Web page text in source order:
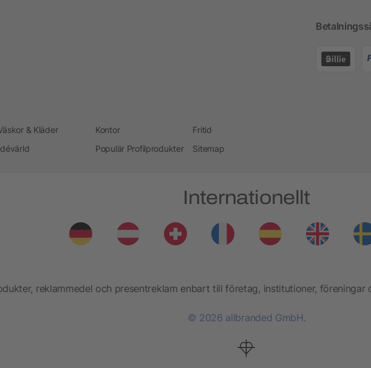
& Kläder Kontor
Fritid
Populär Profilprodukter Sitemap
Internationellt
reklammedel och presentreklam enbart till företag, institutioner, föreningar
© 2026 allbranded GmbH.